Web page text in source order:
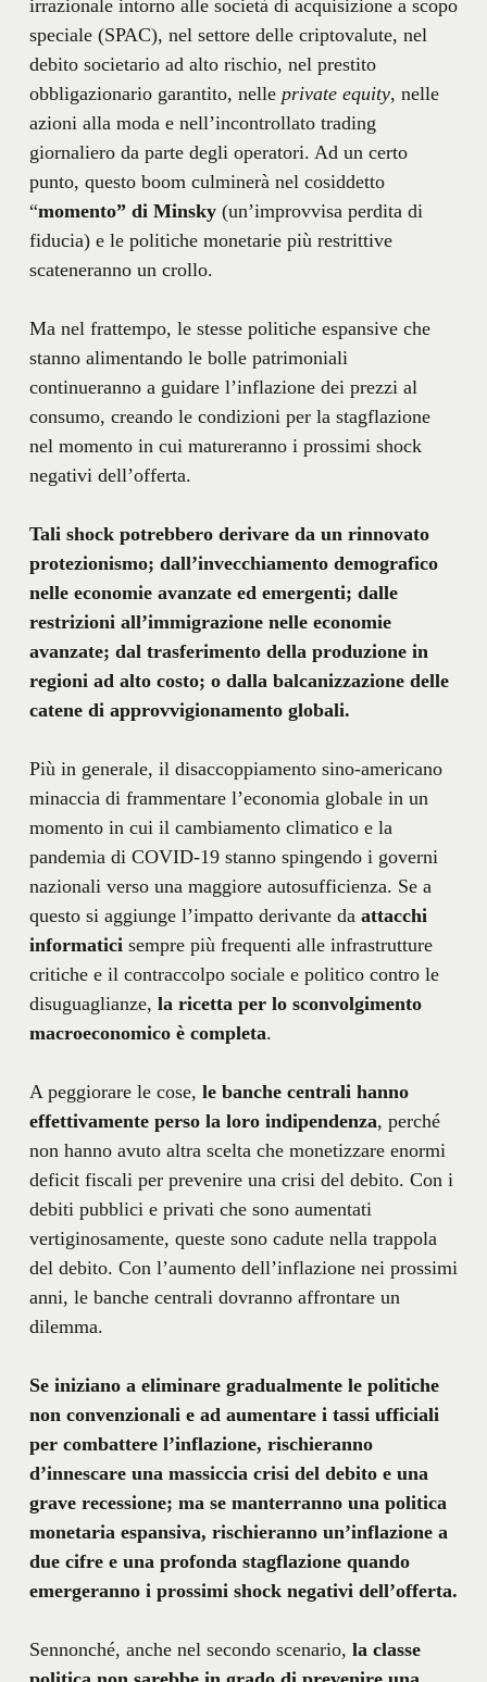
irrazionale intorno alle società di acquisizione a scopo
speciale (SPAC), nel settore delle criptovalute, nel
debito societario ad alto rischio, nel prestito
obbligazionario garantito, nelle private equity, nelle
azioni alla moda e nell’incontrollato trading
giornaliero da parte degli operatori. Ad un certo
punto, questo boom culminerà nel cosiddetto
“momento” di Minsky(un’improvvisa perdita di
fiducia) e le politiche monetarie più restrittive
scateneranno un crollo.
Ma nel frattempo, le stesse politiche espansive che
stanno alimentando le bolle patrimoniali
continueranno a guidare l’inflazione dei prezzi al
consumo, creando le condizioni per la stagflazione
nel momento in cui matureranno i prossimi shock
negativi dell’offerta.
Tali shock potrebbero derivare da un rinnovato
protezionismo; dall’invecchiamento demografico
nelle economie avanzate ed emergenti; dalle
restrizioni all’immigrazione nelle economie
avanzate; dal trasferimento della produzione in
regioni ad alto costo; o dalla balcanizzazione delle
catene di approvvigionamento globali.
Più in generale, il disaccoppiamento sino-americano
minaccia di frammentare l’economia globale in un
momento in cui il cambiamento climatico e la
pandemia di COVID-19 stanno spingendo i governi
nazionali verso una maggiore autosufficienza. Se a
questo si aggiunge l’impatto derivante da attacchi
informatici sempre più frequenti alle infrastrutture
critiche e il contraccolpo sociale e politico contro le
disuguaglianze, la ricetta per lo sconvolgimento
macroeconomico è completa.
A peggiorare le cose, le banche centrali hanno
effettivamente perso la loro indipendenza, perché
non hanno avuto altra scelta che monetizzare enormi
deficit fiscali per prevenire una crisi del debito. Con i
debiti pubblici e privati ​​che sono aumentati
vertiginosamente, queste sono cadute nella trappola
del debito. Con l’aumento dell’inflazione nei prossimi
anni, le banche centrali dovranno affrontare un
dilemma.
Se iniziano a eliminare gradualmente le politiche
non convenzionali e ad aumentare i tassi ufficiali
per combattere l’inflazione, rischieranno
d’innescare una massiccia crisi del debito e una
grave recessione; ma se manterranno una politica
monetaria espansiva, rischieranno un’inflazione a
due cifre e una profonda stagflazione quando
emergeranno i prossimi shock negativi dell’offerta.
Sennonché, anche nel secondo scenario, la classe